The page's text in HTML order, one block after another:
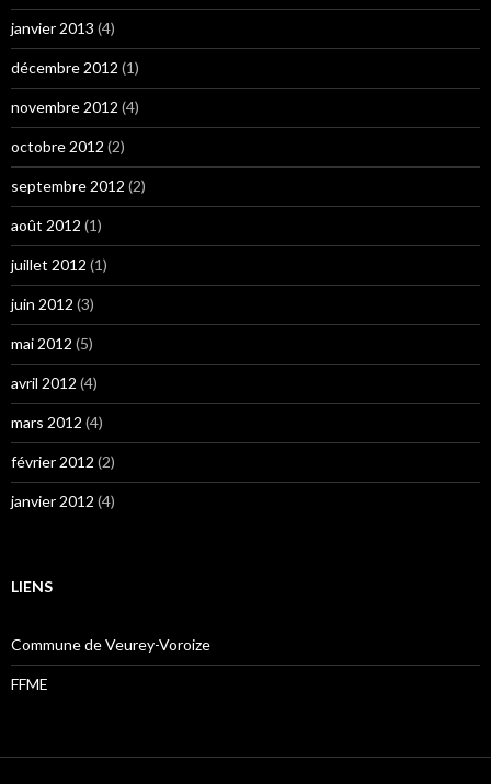
janvier 2013 (4)
décembre 2012 (1)
novembre 2012 (4)
octobre 2012 (2)
septembre 2012 (2)
août 2012 (1)
juillet 2012 (1)
juin 2012 (3)
mai 2012 (5)
avril 2012 (4)
mars 2012 (4)
février 2012 (2)
janvier 2012 (4)
LIENS
Commune de Veurey-Voroize
FFME